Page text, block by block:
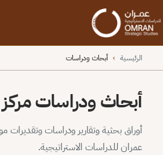
الرئيسية › أبحاث ودراسات
أبحاث ودراسات
أوراق بحثية وتقارير ودراسات
عمران للدراسات الاستراتيجية.